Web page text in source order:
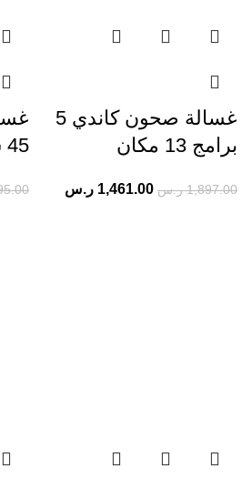
غسالة صحون كاندي 5
برامج 13 مكان
1,897.00 ر.س 1,461.00 ر.س
45 سم 8 برامج من البا